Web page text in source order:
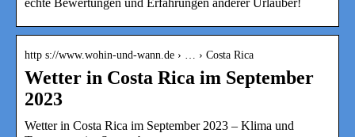
http s://www.wohin-und-wann.de › … › Costa Rica
Wetter in Costa Rica im September
2023
Wetter in Costa Rica im September 2023 – Klima und